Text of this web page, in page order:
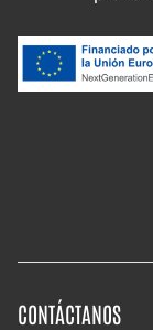
CONTÁCTANOS